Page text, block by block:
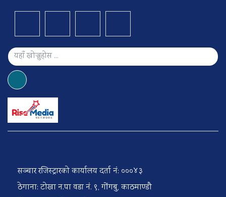
सञ्चार रजिस्ट्रारको कार्यालय दर्ता नं: ०००४३
ठेगाना: टोखा न.पा वडा नं. ९, गोंगबु, काठमाण्डौ